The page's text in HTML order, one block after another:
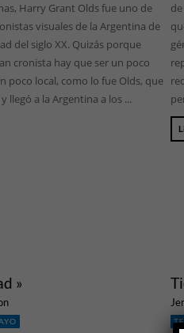
Harry Grant Olds fue uno de
visuales de la Argentina de
del siglo XX. Quizás porque
cronista hay que ser un poco
poco local, como lo fue Olds, que
llegó a la Argentina a los ...
»